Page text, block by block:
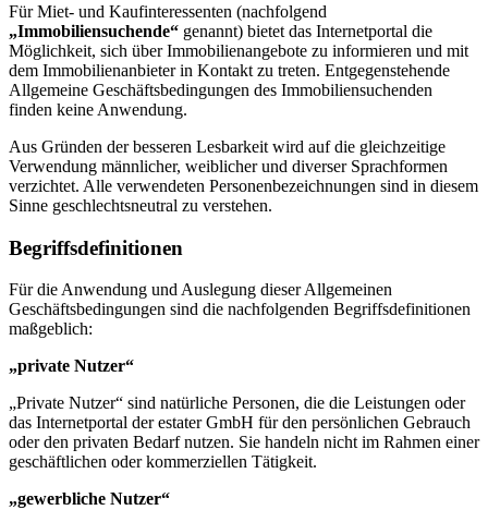
Für Miet- und Kaufinteressenten (nachfolgend
„Immobiliensuchende“ genannt) bietet das Internetportal die
Möglichkeit, sich über Immobilienangebote zu informieren und mit
dem Immobilienanbieter in Kontakt zu treten. Entgegenstehende
Allgemeine Geschäftsbedingungen des Immobiliensuchenden
finden keine Anwendung.
Aus Gründen der besseren Lesbarkeit wird auf die gleichzeitige
Verwendung männlicher, weiblicher und diverser Sprachformen
verzichtet. Alle verwendeten Personenbezeichnungen sind in diesem
Sinne geschlechtsneutral zu verstehen.
Begriffsdefinitionen
Für die Anwendung und Auslegung dieser Allgemeinen
Geschäftsbedingungen sind die nachfolgenden Begriffsdefinitionen
maßgeblich:
„private Nutzer“
„Private Nutzer“ sind natürliche Personen, die die Leistungen oder
das Internetportal der estater GmbH für den persönlichen Gebrauch
oder den privaten Bedarf nutzen. Sie handeln nicht im Rahmen einer
geschäftlichen oder kommerziellen Tätigkeit.
„gewerbliche Nutzer“